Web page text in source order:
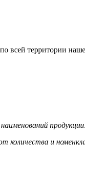
всей территории
продукции.
количества и